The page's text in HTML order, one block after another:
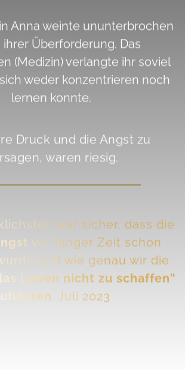
Anna weinte ununterbrochen
Überforderung. Das
(Medizin) verlangte ihr soviel
weder konzentrieren noch
lernen konnte.
Druck und die Angst zu
waren riesig.
war sicher, dass die
vor langer Zeit schon
und wie genau wir die
Leben nicht zu schaffen“
auflösten. Juli 2023